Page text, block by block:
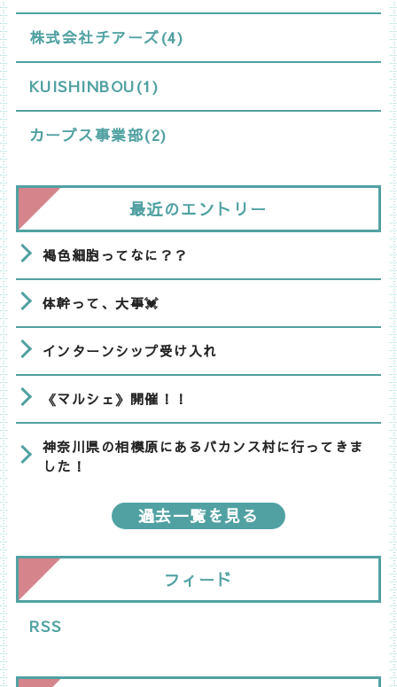
株式会社チアーズ(4)
KUISHINBOU(1)
カーブス事業部(2)
最近のエントリー
褐色細胞ってなに？？
体幹って、大事💓
インターンシップ受け入れ
《マルシェ》開催！！
神奈川県の相模原にあるバカンス村に行ってきま
した！
過去一覧を見る
フィード
RSS